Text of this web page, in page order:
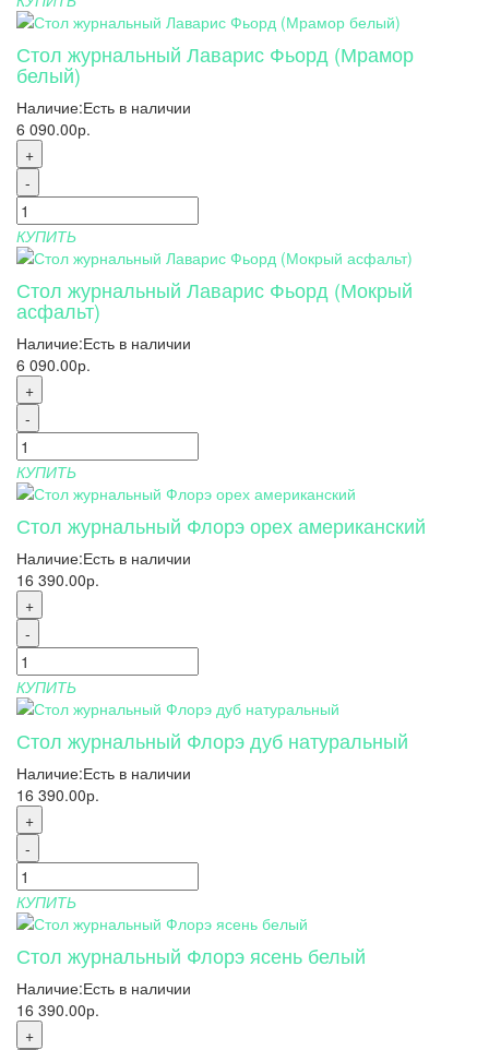
Стол журнальный Лаварис Фьорд (Мрамор
белый)
Наличие:Есть в наличии
6 090.00р.
+
-
КУПИТЬ
Стол журнальный Лаварис Фьорд (Мокрый
асфальт)
Наличие:Есть в наличии
6 090.00р.
+
-
КУПИТЬ
Стол журнальный Флорэ орех американский
Наличие:Есть в наличии
16 390.00р.
+
-
КУПИТЬ
Стол журнальный Флорэ дуб натуральный
Наличие:Есть в наличии
16 390.00р.
+
-
КУПИТЬ
Стол журнальный Флорэ ясень белый
Наличие:Есть в наличии
16 390.00р.
+